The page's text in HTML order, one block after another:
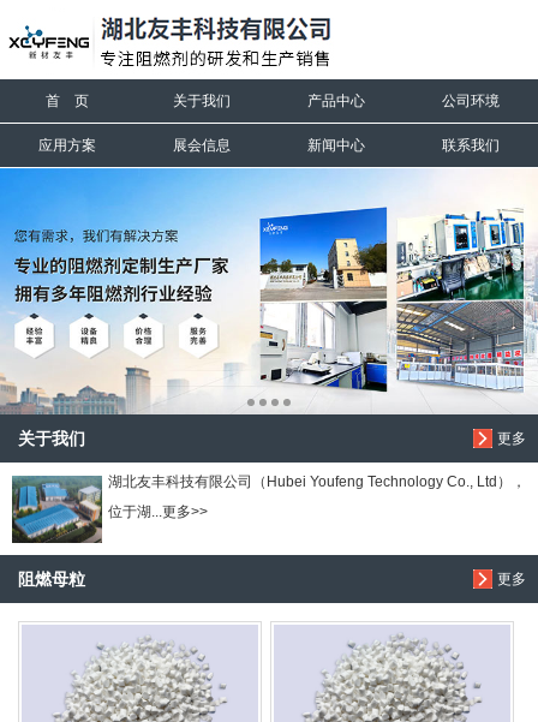
首 页 关于我们 产品中心 公司环境
应用方案 展会信息 新闻中心 联系我们
更多
关于我们
湖北友丰科技有限公司（Hubei Youfeng Technology Co., Ltd），
位于湖...更多>>
更多
阻燃母粒
信息搜索
搜索